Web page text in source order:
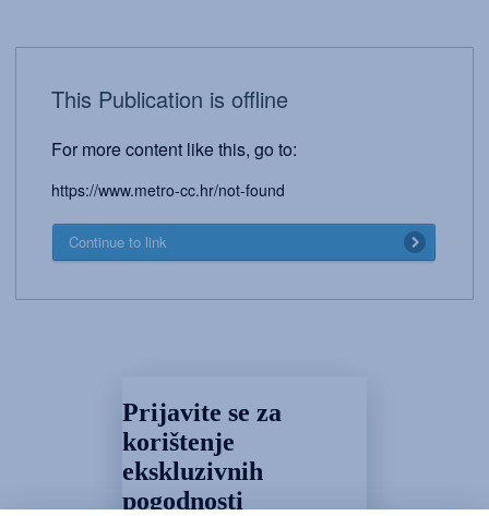
This Publication is offline
For more content like this, go to:
https://www.metro-cc.hr/not-found
Continue to link
Prijavite se za
korištenje
ekskluzivnih
pogodnosti